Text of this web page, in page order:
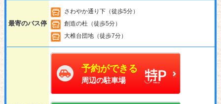
最寄のバス停
さわやか通り下（徒歩5分）
創造の杜（徒歩5分）
大椎台団地（徒歩7分）
予約ができる
周辺の駐車場